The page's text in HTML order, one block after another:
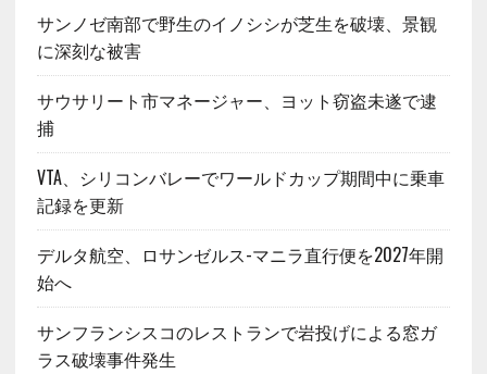
サンノゼ南部で野生のイノシシが芝生を破壊、景観
に深刻な被害
サウサリート市マネージャー、ヨット窃盗未遂で逮
捕
VTA、シリコンバレーでワールドカップ期間中に乗車
記録を更新
デルタ航空、ロサンゼルス-マニラ直行便を2027年開
始へ
サンフランシスコのレストランで岩投げによる窓ガ
ラス破壊事件発生